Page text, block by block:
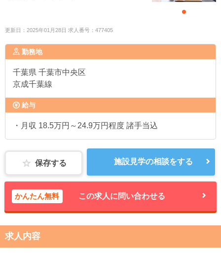
更新日：2025年01月28日 求人番号：477405
勤務地
千葉県 千葉市中央区
京成千葉線
給与
・月収 18.5万円～24.9万円程度 諸手当込
保存する 施設見学の相談をする
かんたん無料 この求人に問い合わせる
求人内容